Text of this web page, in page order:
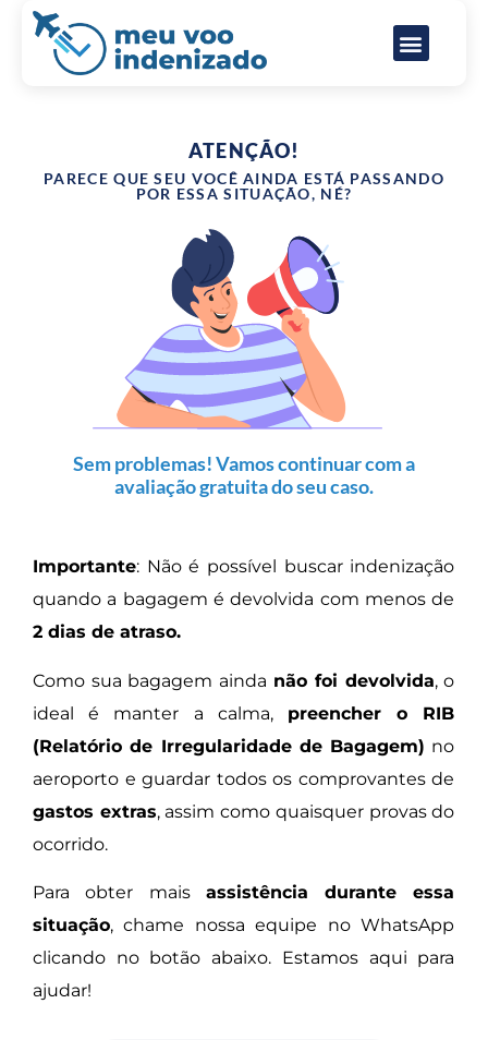
ATENÇÃO!
PARECE QUE SEU VOCÊ AINDA ESTÁ PASSANDO
POR ESSA SITUAÇÃO, NÉ?
Sem problemas! Vamos continuar com a
avaliação gratuita do seu caso.
Importante: Não é possível buscar indenização
quando a bagagem é devolvida com menos de
2 dias de atraso.
Como sua bagagem ainda não foi devolvida, o
ideal é manter a calma, preencher o RIB
(Relatório de Irregularidade de Bagagem) no
aeroporto e guardar todos os comprovantes de
gastos extras, assim como quaisquer provas do
ocorrido.
Para obter mais assistência durante essa
situação, chame nossa equipe no WhatsApp
clicando no botão abaixo. Estamos aqui para
ajudar!